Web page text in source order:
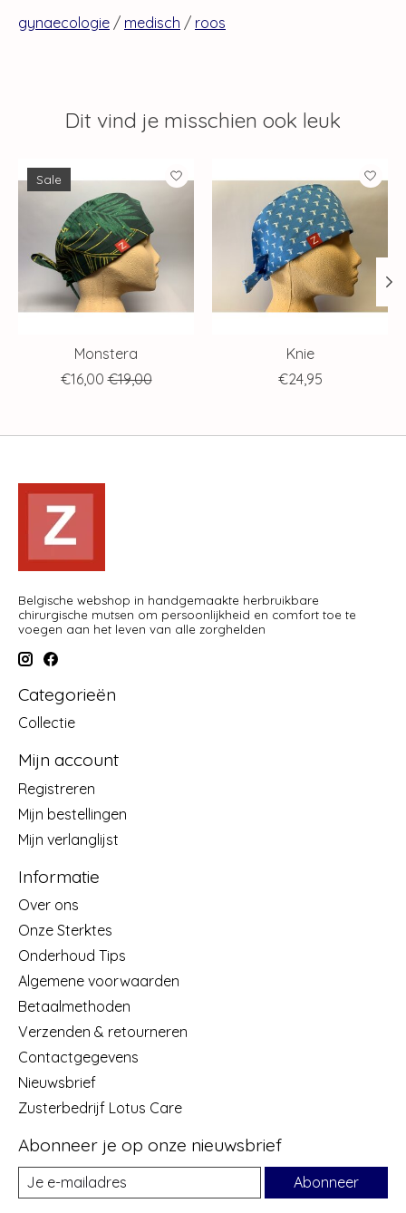
gynaecologie / medisch / roos
Dit vind je misschien ook leuk
Items van productcarrousel
Sale
Monstera
€16,00 €19,00
Knie
€24,95
Belgische webshop in handgemaakte herbruikbare
chirurgische mutsen om persoonlijkheid en comfort toe te
voegen aan het leven van alle zorghelden
Categorieën
Collectie
Mijn account
Registreren
Mijn bestellingen
Mijn verlanglijst
Informatie
Over ons
Onze Sterktes
Onderhoud Tips
Algemene voorwaarden
Betaalmethoden
Verzenden & retourneren
Contactgegevens
Nieuwsbrief
Zusterbedrijf Lotus Care
Abonneer je op onze nieuwsbrief
Abonneer